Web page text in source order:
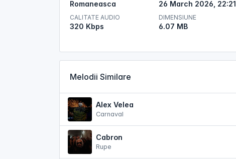
Romaneasca
CALITATE AUDIO
320 Kbps
26 March 2026, 22:21
DIMENSIUNE
6.07 MB
Melodii Similare
Alex Velea
Carnaval
Cabron
Rupe